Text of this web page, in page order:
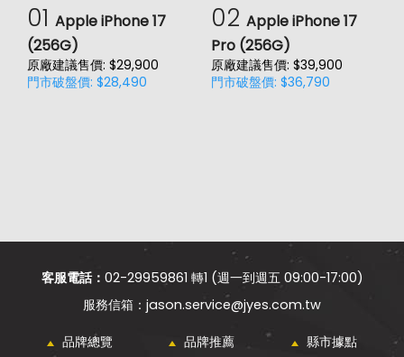
01 Apple iPhone 17
(256G)
原廠建議售價: $29,900
門市破盤價: $28,490
02 Apple iPhone 17
Pro (256G)
原廠建議售價: $39,900
門市破盤價: $36,790
客服電話： 02-29959861 轉1 (週一到週五 09:00-17:00)
jason.service@jyes.com.tw
品牌總覽 品牌推薦 縣市據點